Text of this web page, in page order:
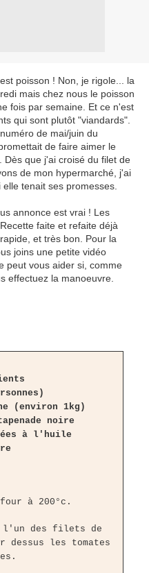
poisson ! Non, je rigole... la
mais chez nous le poisson
fois par semaine. Et ce n'est
qui sont plutôt "viandards".
de mai/juin du
de faire aimer le
Dès que j'ai croisé du filet de
de mon hypermarché, j'ai
tenait ses promesses.
annonce est vrai ! Les
faite et refaite déjà
et très bon. Pour la
joins une petite vidéo
peut vous aider si, comme
effectuez la manoeuvre.
(environ 1kg)
noire
à l'huile
à 200°c.
l'un des filets de
dessus les tomates